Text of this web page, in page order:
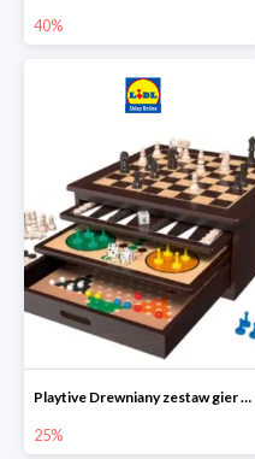
40%
Playtive Drewniany zestaw gier 10 w 1
25%